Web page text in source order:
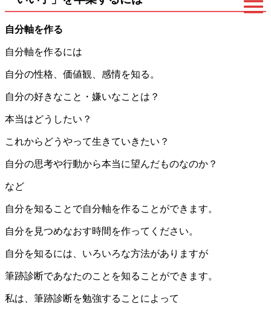
自分軸を作る
自分軸を作るには
自分の性格、価値観、感情を知る。
自分の好きなこと・嫌いなことは？
本当はどうしたい？
これからどうやって生きていきたい？
自分の思考や行動から本当に望んだものなのか？
など
自分を知ることで自分軸を作ることができます。
自分を見つめなおす時間を作ってください。
自分を知るには、いろいろな方法がありますが
筆跡診断であなたのことを知ることができます。
私は、筆跡診断を勉強することによって